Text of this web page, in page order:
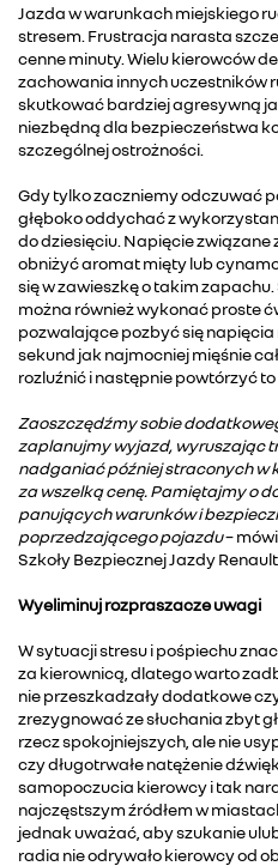
Jazda w warunkach miejskiego
stresem. Frustracja narasta
cenne minuty. Wielu kierowców
zachowania innych uczestników
skutkować bardziej agresywną
niezbędną dla bezpieczeństwa
szczególnej ostrożności.
Gdy tylko zaczniemy odczuwać
głęboko oddychać z
do dziesięciu. Napięcie związane
obniżyć aromat mięty lub
się w zawieszkę o takim
można również wykonać proste
pozwalające pozbyć się
sekund jak najmocniej mięśnie
rozluźnić i następnie powtórzyć to
Zaoszczędźmy sobie
zaplanujmy wyjazd, wyruszając
nadganiać później straconych w
za wszelką cenę. Pamiętajmy o
panujących warunków i
poprzedzającego pojazdu–
Szkoły Bezpiecznej Jazdy Renault.
Wyeliminuj rozpraszacze uwagi
W sytuacji stresu i pośpiechu
za kierownicą, dlatego warto
nie przeszkadzały dodatkowe
zrezygnować ze słuchania zbyt
rzecz spokojniejszych, ale nie
czy długotrwałe natężenie
samopoczucia kierowcy i tak
najczęstszym źródłem w
jednak uważać, aby szukanie
radia nie odrywało kierowcy od